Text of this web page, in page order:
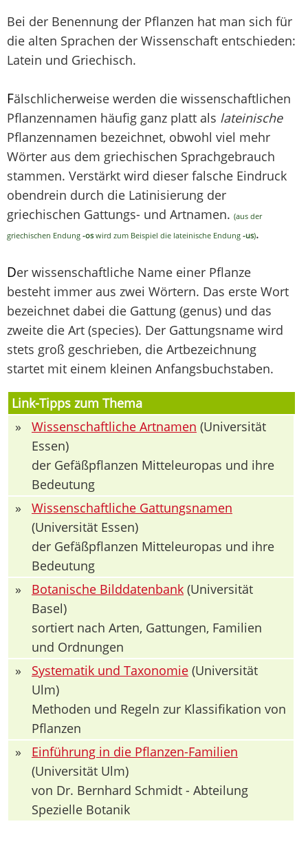
Bei der Benennung der Pflanzen hat man sich für
die alten Sprachen der Wissenschaft entschieden:
Latein und Griechisch.
Fälschlicherweise werden die wissenschaftlichen
Pflanzennamen häufig ganz platt als lateinische
Pflanzennamen bezeichnet, obwohl viel mehr
Wörter aus dem griechischen Sprachgebrauch
stammen. Verstärkt wird dieser falsche Eindruck
obendrein durch die Latinisierung der
griechischen Gattungs- und Artnamen. (aus der
griechischen Endung -os wird zum Beispiel die lateinische Endung -us).
Der wissenschaftliche Name einer Pflanze
besteht immer aus zwei Wörtern. Das erste Wort
bezeichnet dabei die Gattung (genus) und das
zweite die Art (species). Der Gattungsname wird
stets groß geschrieben, die Artbezeichnung
startet mit einem kleinen Anfangsbuchstaben.
Link-Tipps zum Thema
»
Wissenschaftliche Artnamen (Universität
Essen)
der Gefäßpflanzen Mitteleuropas und ihre
Bedeutung
»
Wissenschaftliche Gattungsnamen
(Universität Essen)
der Gefäßpflanzen Mitteleuropas und ihre
Bedeutung
»
Botanische Bilddatenbank (Universität
Basel)
sortiert nach Arten, Gattungen, Familien
und Ordnungen
»
Systematik und Taxonomie (Universität
Ulm)
Methoden und Regeln zur Klassifikation von
Pflanzen
»
Einführung in die Pflanzen-Familien
(Universität Ulm)
von Dr. Bernhard Schmidt - Abteilung
Spezielle Botanik